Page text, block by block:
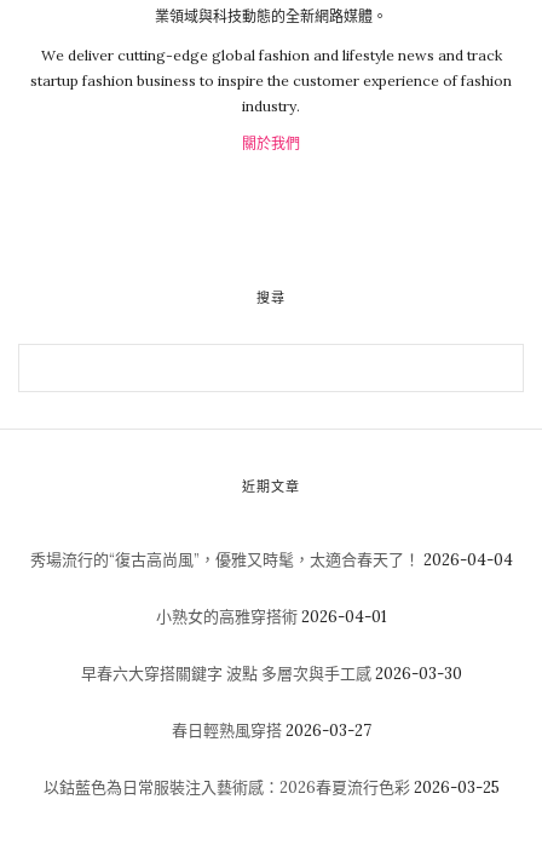
業領域與科技動態的全新網路媒體。
We deliver cutting-edge global fashion and lifestyle news and track
startup fashion business to inspire the customer experience of fashion
industry.
關於我們
搜尋
近期文章
秀場流行的“復古高尚風”，優雅又時髦，太適合春天了！ 2026-04-04
小熟女的高雅穿搭術 2026-04-01
早春六大穿搭關鍵字 波點 多層次與手工感 2026-03-30
春日輕熟風穿搭 2026-03-27
以鈷藍色為日常服裝注入藝術感：2026春夏流行色彩 2026-03-25